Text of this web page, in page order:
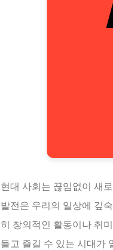
현대 사회는 끊임없이 새
발전은 우리의 일상에 깊
히 창의적인 활동이나 취
들고 즐길 수 있는 시대가